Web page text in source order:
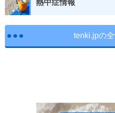
熱中症情報
tenki.jpの